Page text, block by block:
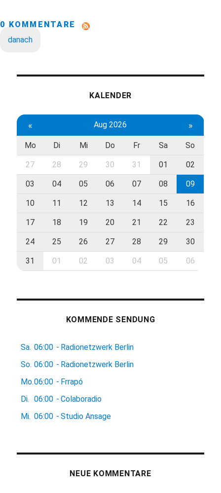
0 KOMMENTARE
danach
KALENDER
« Aug 2026 »
Mo Di Mi Do Fr Sa So
27 28 29 30 31 01 02
03 04 05 06 07 08 09
10 11 12 13 14 15 16
17 18 19 20 21 22 23
24 25 26 27 28 29 30
31 01 02 03 04 05 06
KOMMENDE SENDUNG
Sa. 06:00 - Radionetzwerk Berlin
So. 06:00 - Radionetzwerk Berlin
Mo.06:00 - Frrapó
Di.
06:00 - Colaboradio
Mi. 06:00 - Studio Ansage
NEUE KOMMENTARE